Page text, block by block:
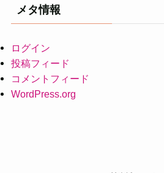
メタ情報
ログイン
投稿フィード
コメントフィード
WordPress.org